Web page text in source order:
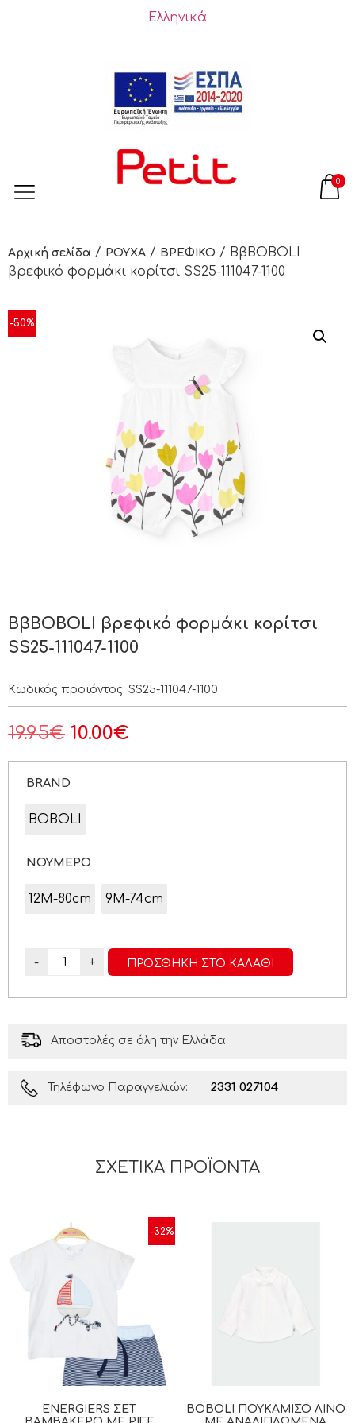
Ελληνικά
0
Αρχική σελίδα / ΡΟΥΧΑ / ΒΡΕΦΙΚΟ / BβΒOBOLI
βρεφικό φορμάκι κορίτσι SS25-111047-1100
-50%
BβΒOBOLI βρεφικό φορμάκι κορίτσι
SS25-111047-1100
Κωδικός προϊόντος: SS25-111047-1100
19.95€ 10.00€
BRAND
BOBOLI
ΝΟΥΜΕΡΟ
12M-80cm 9M-74cm
- + ΠΡΟΣΘΉΚΗ ΣΤΟ ΚΑΛΆΘΙ
Αποστολές σε όλη την Ελλάδα
Τηλέφωνο Παραγγελιών: 2331 027104
ΣΧΕΤΙΚΆ ΠΡΟΪΌΝΤΑ
-32%
ENERGIERS ΣΕΤ
BOBOLI ΠΟΥΚΆΜΙΣΟ ΛΙΝΌ